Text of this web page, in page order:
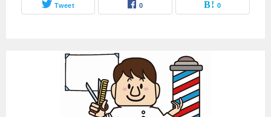
Tweet 0 0